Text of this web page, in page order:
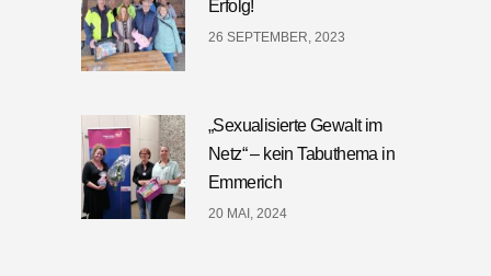
Erfolg!
26 SEPTEMBER, 2023
„Sexualisierte Gewalt im
Netz“ – kein Tabuthema in
Emmerich
20 MAI, 2024